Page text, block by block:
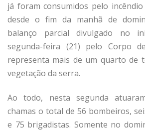
já foram consumidos pelo
desde o fim da manhã de
balanço parcial divulgado no
segunda-feira (21) pelo Corpo
representa mais de um quarto de
vegetação da serra.
Ao todo, nesta segunda
chamas o total de 56 bombeiros,
e 75 brigadistas. Somente no